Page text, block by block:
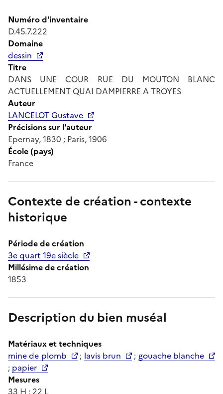
Numéro d'inventaire
D.45.7.222
Domaine
dessin
Titre
DANS UNE COUR RUE DU MOUTON BLANC
ACTUELLEMENT QUAI DAMPIERRE A TROYES
Auteur
LANCELOT Gustave
Précisions sur l'auteur
Epernay, 1830 ; Paris, 1906
École (pays)
France
Contexte de création - contexte
historique
Période de création
3e quart 19e siècle
Millésime de création
1853
Description du bien muséal
Matériaux et techniques
mine de plomb
; lavis brun ; gouache blanche
; papier
Mesures
33 H ; 22 L